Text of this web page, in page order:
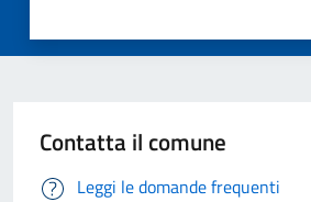
Contatta il comune
Leggi le domande frequenti